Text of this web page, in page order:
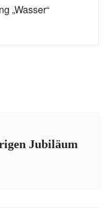
„Wasser“
Jubiläum